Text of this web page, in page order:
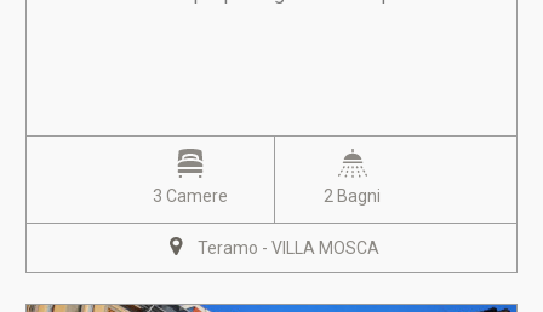
3 Camere 2 Bagni
Teramo - VILLA MOSCA